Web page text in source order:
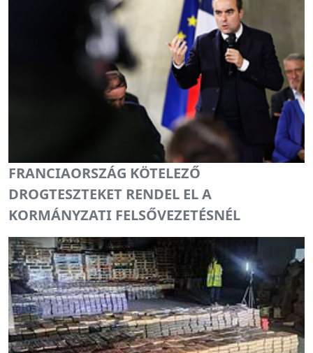
FRANCIAORSZÁG KÖTELEZŐ
DROGTESZTEKET RENDEL EL A
KORMÁNYZATI FELSŐVEZETÉSNÉL